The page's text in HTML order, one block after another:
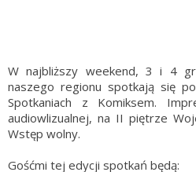
W najbliższy weekend, 3 i 4
naszego regionu spotkają się
Spotkaniach z Komiksem.
audiowlizualnej, na II piętrze
Wstęp wolny.
Gośćmi tej edycji spotkań będą: